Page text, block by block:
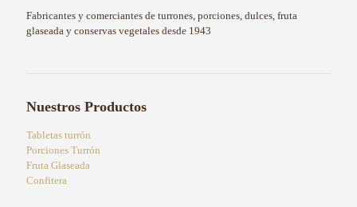
Fabricantes y comerciantes de turrones, porciones, dulces, fruta
glaseada y conservas vegetales desde 1943
Nuestros Productos
Tabletas turrón
Porciones Turrón
Fruta Glaseada
Confitera